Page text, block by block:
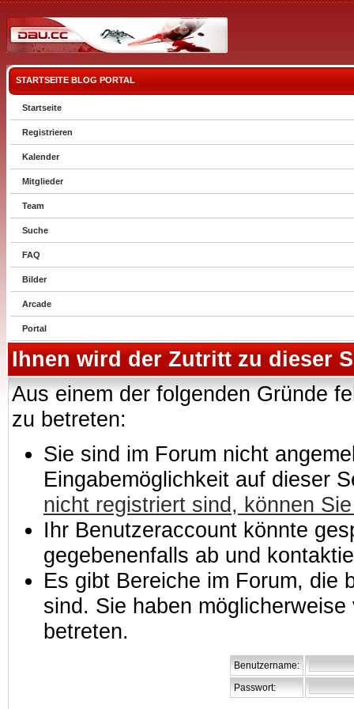
STARTSEITE BLOG PORTAL
Startseite
Registrieren
Kalender
Mitglieder
Team
Suche
FAQ
Bilder
Arcade
Portal
Ihnen wird der Zutritt zu dieser
Aus einem der folgenden Gründe
zu betreten:
Sie sind im Forum nicht
Eingabemöglichkeit auf dieser
nicht registriert sind, können
Ihr Benutzeraccount könnte
gegebenenfalls ab und
Es gibt Bereiche im Forum, die
sind. Sie haben
betreten.
Benutzername:
Passwort: